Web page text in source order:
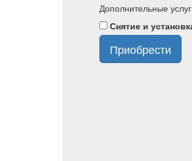
Дополнительные
Снятие и
Приобрести